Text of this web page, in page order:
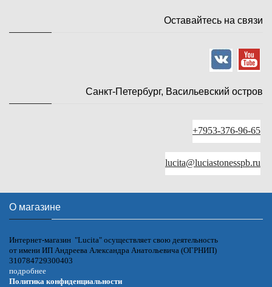
Оставайтесь на связи
Санкт-Петербург, Васильевский остров
+7953-376-96-65
lucita@luciastonesspb.ru
О магазине
Интернет-магазин "Lucita" осуществляет свою деятельность
от имени ИП Андреева Александра Анатольевича (ОГРНИП)
310784729300403
подробнее
Политика конфиденциальности